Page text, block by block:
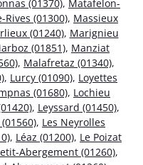
(01370), Matafelon-
(01300), Massieux
(01240), Marignieu
(01851), Manziat
, Malafretaz (01340),
, Lurcy (01090), Loyettes
(01680), Lochieu
, Leyssard (01450),
, Les Neyrolles
, Léaz (01200), Le Poizat
Abergement (01260),